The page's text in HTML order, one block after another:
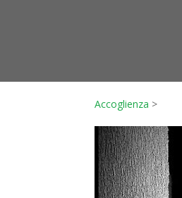
Accoglienza >